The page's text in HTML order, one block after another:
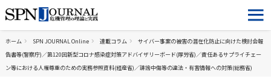
ホーム SPN JOURNAL Online 連載コラム
サイバー事案の被害の潜在化防止に向けた検討会報
告書等(警察庁)／第120回新型コロナ感染症対策アドバイザリーボード(厚労省)／責任あるサプライチェー
ン等における人権尊重のための実務参照資料(経産省)／誹謗中傷等の違法・有害情報への対策(総務省)